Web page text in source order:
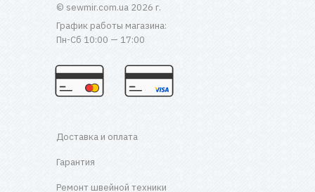
© sewmir.com.ua 2026 г.
График работы магазина:
Пн-Сб 10:00 — 17:00
Доставка и оплата
Гарантия
Ремонт швейной техники